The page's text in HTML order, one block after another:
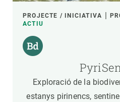
PROJECTE / INICIATIVA
ACTIU
Exploració de la
estanys pirinencs,